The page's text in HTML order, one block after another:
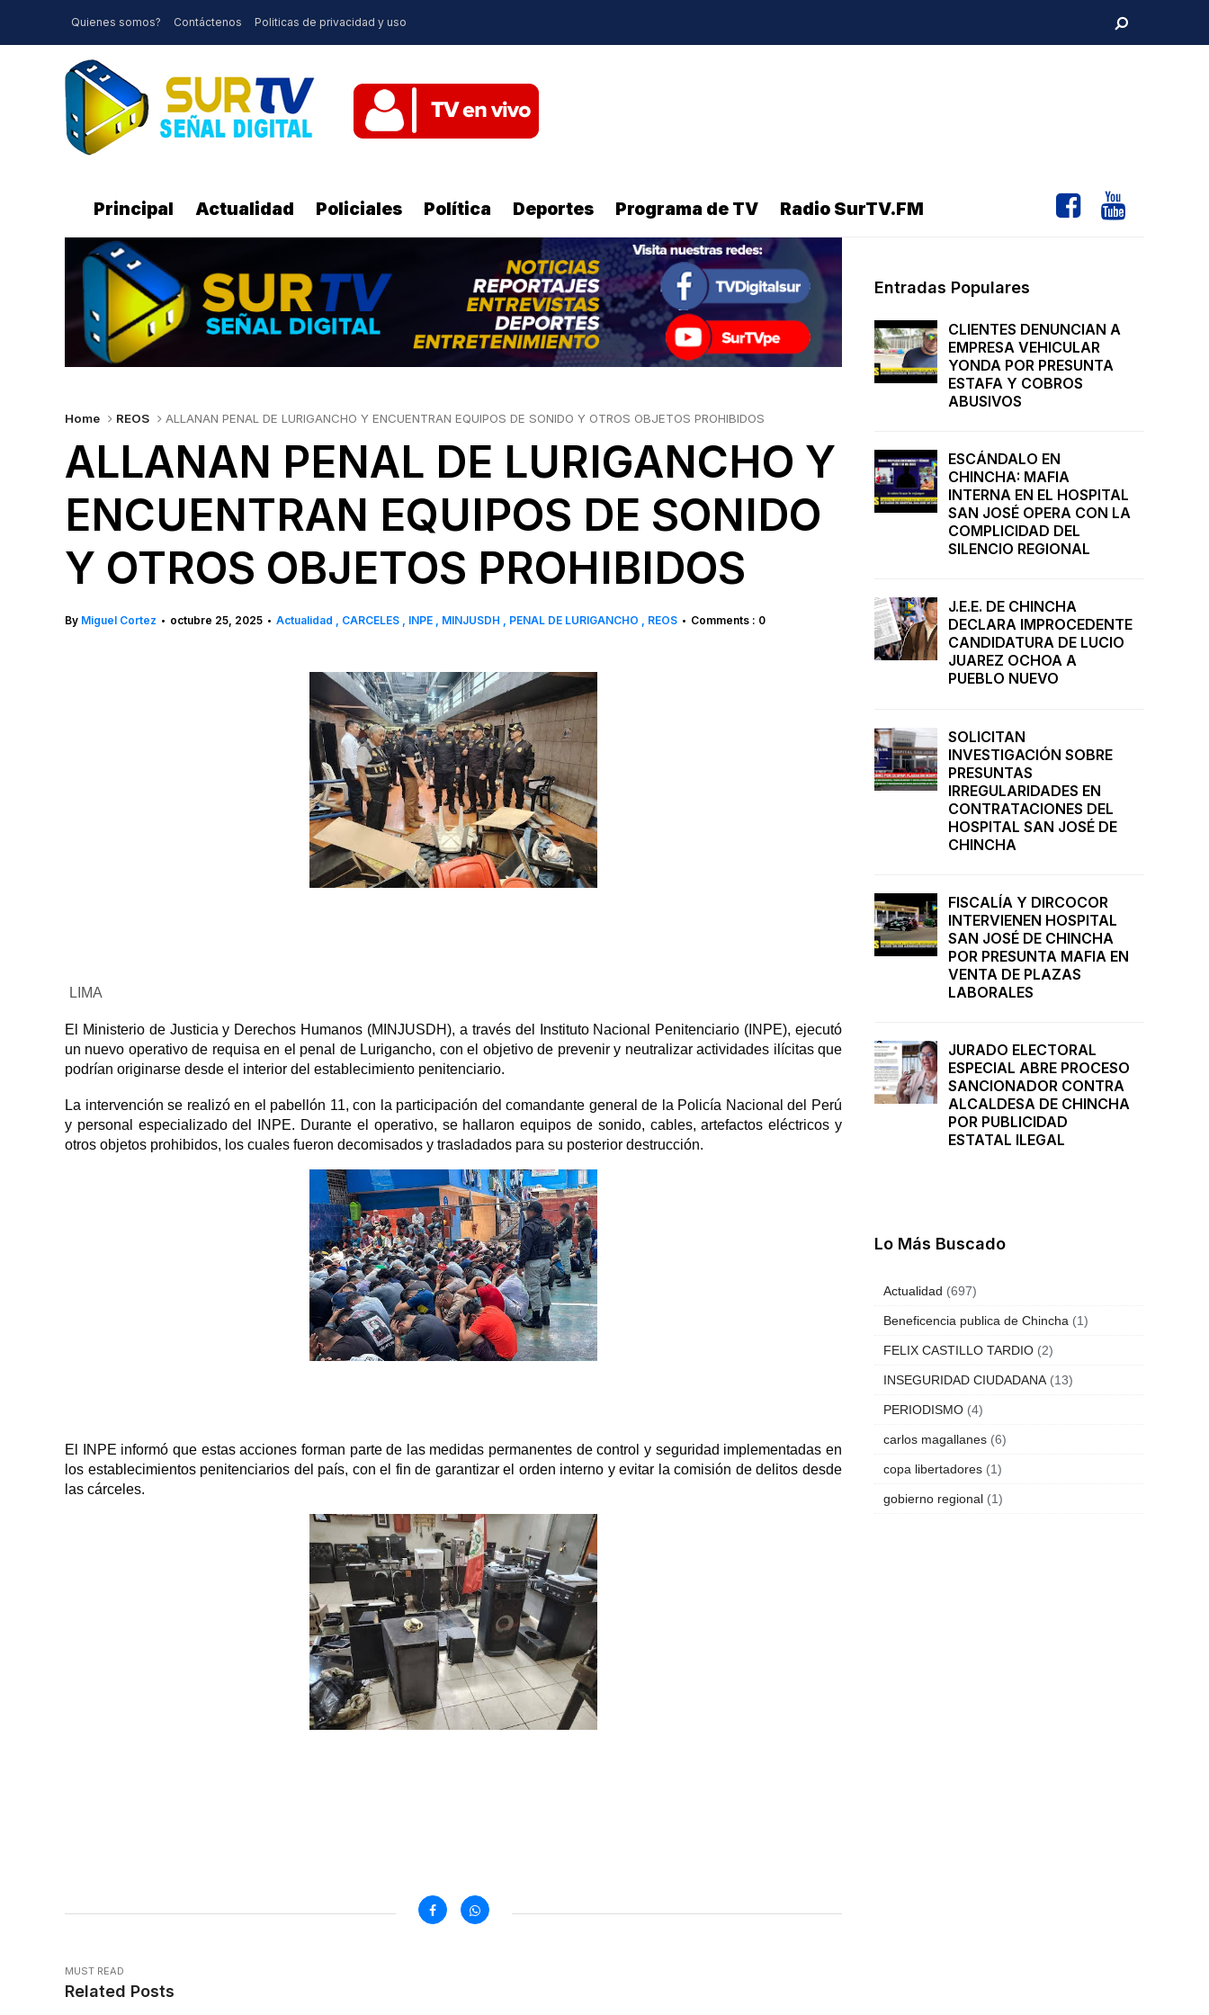
Quienes somos? Contáctenos Politicas de privacidad y uso
Principal Actualidad Policiales Política Deportes Programa de TV Radio SurTV.FM
Home REOS ALLANAN PENAL DE LURIGANCHO Y ENCUENTRAN EQUIPOS DE SONIDO Y OTROS OBJETOS PROHIBIDOS
ALLANAN PENAL DE LURIGANCHO Y
ENCUENTRAN EQUIPOS DE SONIDO
Y OTROS OBJETOS PROHIBIDOS
By Miguel Cortez • octubre 25, 2025 • Actualidad CARCELES INPE MINJUSDH PENAL DE LURIGANCHO REOS • Comments : 0
LIMA
El Ministerio de Justicia y Derechos Humanos (MINJUSDH), a través del Instituto Nacional Penitenciario (INPE), ejecutó
un nuevo operativo de requisa en el penal de Lurigancho, con el objetivo de prevenir y neutralizar actividades ilícitas que
podrían originarse desde el interior del establecimiento penitenciario.
La intervención se realizó en el pabellón 11, con la participación del comandante general de la Policía Nacional del Perú
y personal especializado del INPE. Durante el operativo, se hallaron equipos de sonido, cables, artefactos eléctricos y
otros objetos prohibidos, los cuales fueron decomisados y trasladados para su posterior destrucción.
El INPE informó que estas acciones forman parte de las medidas permanentes de control y seguridad implementadas en
los establecimientos penitenciarios del país, con el fin de garantizar el orden interno y evitar la comisión de delitos desde
las cárceles.
MUST READ
Related Posts
Entradas Populares
CLIENTES DENUNCIAN A
EMPRESA VEHICULAR
YONDA POR PRESUNTA
ESTAFA Y COBROS
ABUSIVOS
ESCÁNDALO EN
CHINCHA: MAFIA
INTERNA EN EL HOSPITAL
SAN JOSÉ OPERA CON LA
COMPLICIDAD DEL
SILENCIO REGIONAL
J.E.E. DE CHINCHA
DECLARA IMPROCEDENTE
CANDIDATURA DE LUCIO
JUAREZ OCHOA A
PUEBLO NUEVO
SOLICITAN
INVESTIGACIÓN SOBRE
PRESUNTAS
IRREGULARIDADES EN
CONTRATACIONES DEL
HOSPITAL SAN JOSÉ DE
CHINCHA
FISCALÍA Y DIRCOCOR
INTERVIENEN HOSPITAL
SAN JOSÉ DE CHINCHA
POR PRESUNTA MAFIA EN
VENTA DE PLAZAS
LABORALES
JURADO ELECTORAL
ESPECIAL ABRE PROCESO
SANCIONADOR CONTRA
ALCALDESA DE CHINCHA
POR PUBLICIDAD
ESTATAL ILEGAL
Lo Más Buscado
Actualidad (697)
Beneficencia publica de Chincha (1)
FELIX CASTILLO TARDIO (2)
INSEGURIDAD CIUDADANA (13)
PERIODISMO (4)
carlos magallanes (6)
copa libertadores (1)
gobierno regional (1)